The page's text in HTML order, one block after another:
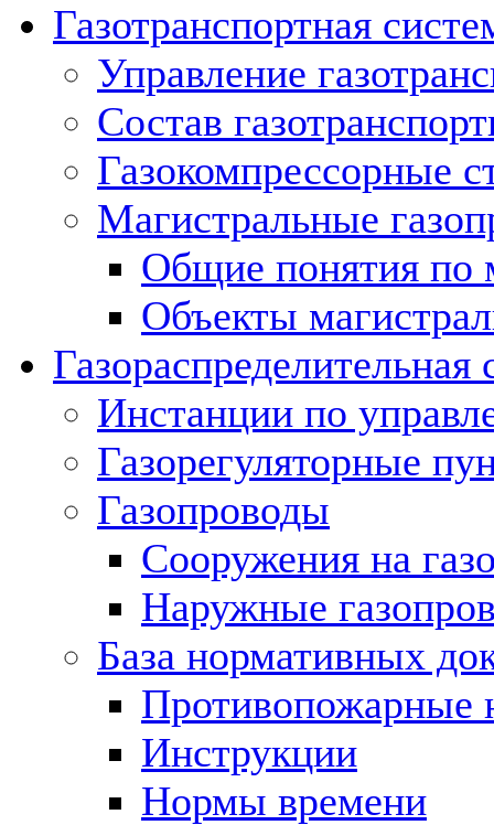
Газотранспортная
Управление
Состав
Газокомпрессорные
Магистральные
Общие понятия по
Объекты
Газораспределительная
Инстанции по
Газорегуляторные
Газопроводы
Сооружения на
Наружные
База нормативных
Противопожарные
Инструкции
Нормы времени